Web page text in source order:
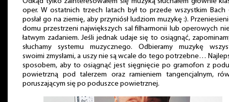
oper. W ostatnich trzech latach był to przede wszystkim Bach
posłał go na ziemię, aby przyniósł ludziom muzykę :).
domu przestrzeni największych sal filharmonii lub operowych
łatwym zadaniem. Jeśli jednak udaje się to osiągnąć,
słuchamy systemu muzycznego. Odbieramy muzykę
swoimi zmysłami, a uszy nie są wcale do tego potrzebne…
sposobem, aby to osiągnąć jest sięgnięcie po gramofon z
powietrzną pod talerzem oraz ramieniem tangencjalnym,
poruszającym się po poduszce powietrznej.